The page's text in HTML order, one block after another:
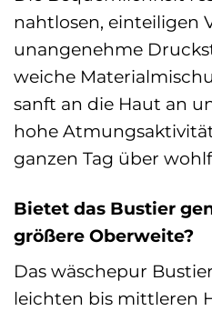
nahtlosen, einteiligen
unangenehme
weiche
sanft an die Haut an
hohe
ganzen Tag über
Bietet das Bustier
größere Oberweite?
Das wäschepur
leichten bis mittleren